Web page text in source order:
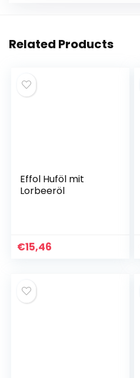
Related Products
Effol Huföl mit
Lorbeeröl
€15,46